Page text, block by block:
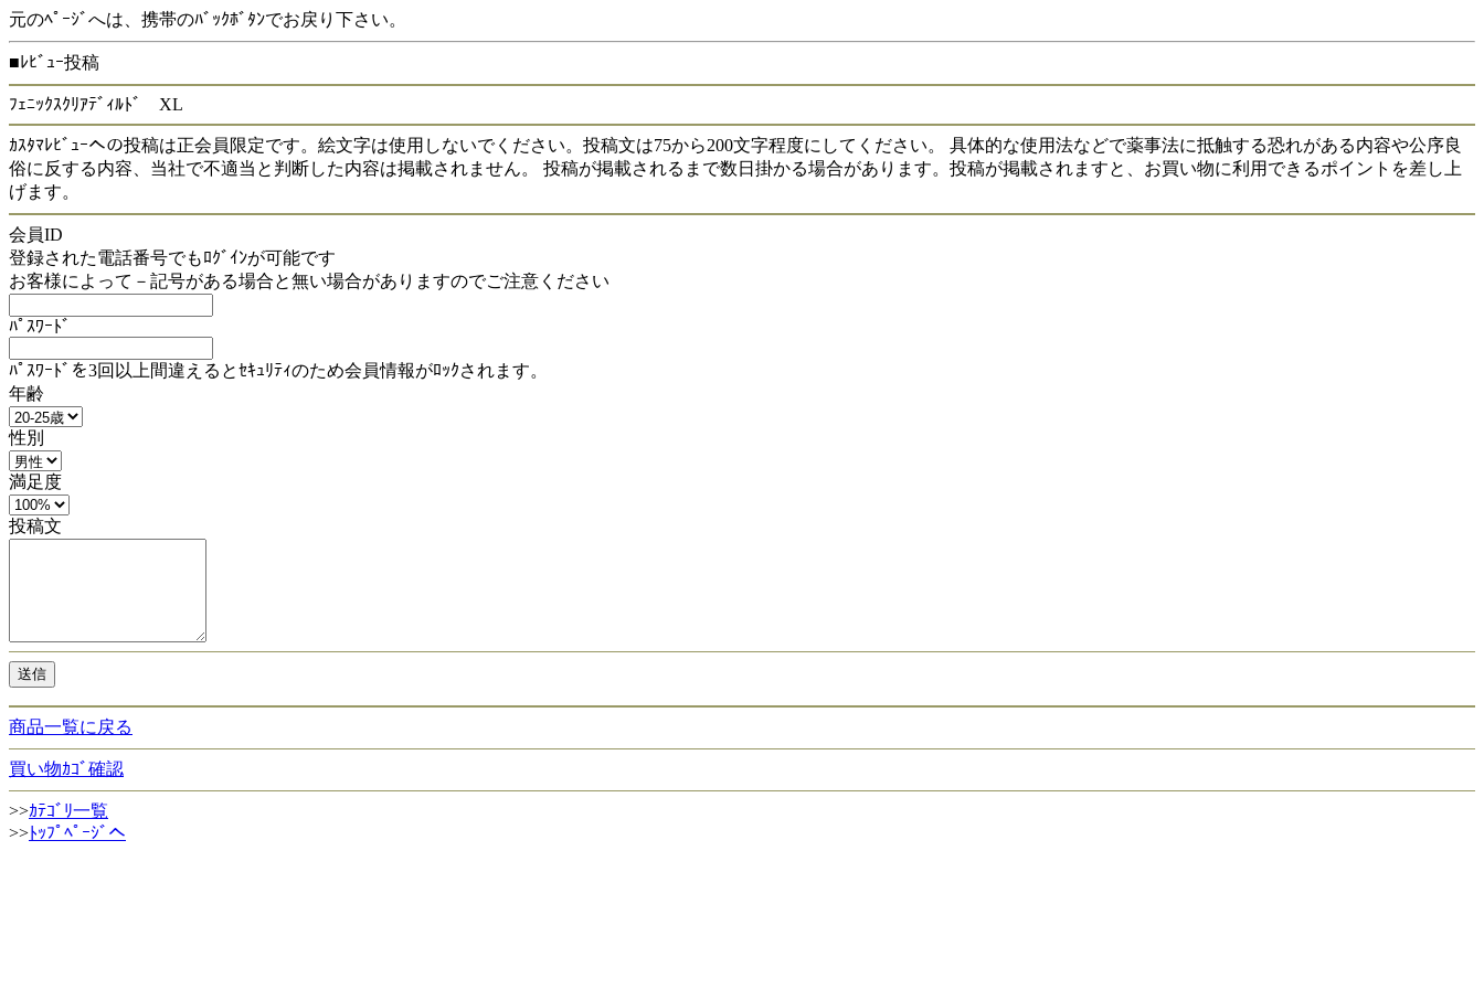
元のﾍﾟｰｼﾞへは、携帯のﾊﾞｯｸﾎﾞﾀﾝでお戻り下さい。
■ﾚﾋﾞｭｰ投稿
ﾌｪﾆｯｸｽｸﾘｱﾃﾞｨﾙﾄﾞ XL
ｶｽﾀﾏﾚﾋﾞｭｰへの投稿は正会員限定です。絵文字は使用しないでください。投稿文は75から200文字程度にしてください。 具体的な使用法などで薬事法に抵触する恐れがある内容や公序良
俗に反する内容、当社で不適当と判断した内容は掲載されません。 投稿が掲載されるまで数日掛かる場合があります。投稿が掲載されますと、お買い物に利用できるポイントを差し上
げます。
会員ID
登録された電話番号でもﾛｸﾞｲﾝが可能です
お客様によって－記号がある場合と無い場合がありますのでご注意ください
ﾊﾟｽﾜｰﾄﾞ
ﾊﾟｽﾜｰﾄﾞを3回以上間違えるとｾｷｭﾘﾃｨのため会員情報がﾛｯｸされます。
年齢
性別
満足度
投稿文
商品一覧に戻る
買い物ｶｺﾞ確認
>>ｶﾃｺﾞﾘ一覧
>>ﾄｯﾌﾟﾍﾟｰｼﾞへ